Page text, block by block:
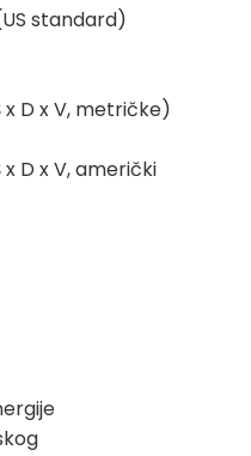
standard)
D x V, metričke)
D x V, američki